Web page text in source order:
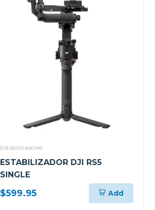
Estabilizadores
ESTABILIZADOR DJI RS5
SINGLE
$599.95 Add